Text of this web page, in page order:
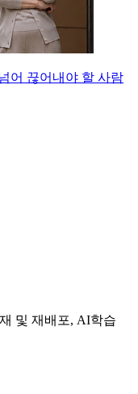
어 끊어내야 할 사람
및 재배포, AI학습